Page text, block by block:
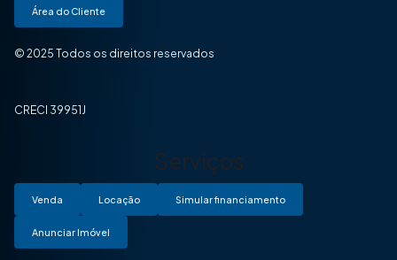
Área do Cliente
© 2025 Todos os direitos reservados
CRECI 39951J
Serviços
Venda Locação Simular financiamento
Anunciar Imóvel